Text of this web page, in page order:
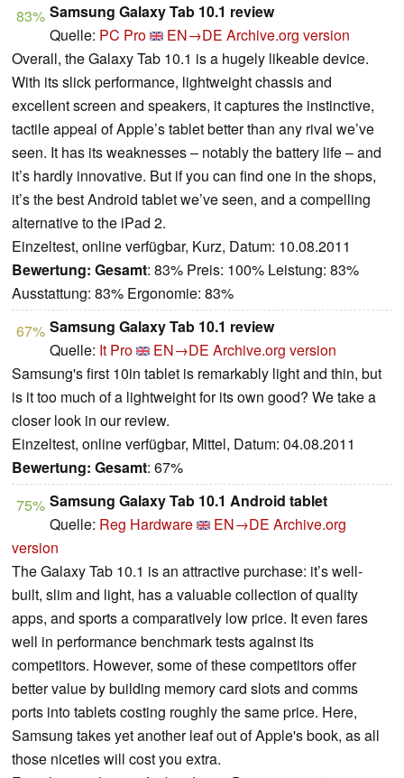
83% Samsung Galaxy Tab 10.1 review
Quelle: PC Pro EN→DE Archive.org version
Overall, the Galaxy Tab 10.1 is a hugely likeable device.
With its slick performance, lightweight chassis and
excellent screen and speakers, it captures the instinctive,
tactile appeal of Apple’s tablet better than any rival we’ve
seen. It has its weaknesses – notably the battery life – and
it’s hardly innovative. But if you can find one in the shops,
it’s the best Android tablet we’ve seen, and a compelling
alternative to the iPad 2.
Einzeltest, online verfügbar, Kurz, Datum: 10.08.2011
Bewertung: Gesamt: 83% Preis: 100% Leistung: 83%
Ausstattung: 83% Ergonomie: 83%
67% Samsung Galaxy Tab 10.1 review
Quelle: It Pro EN→DE Archive.org version
Samsung's first 10in tablet is remarkably light and thin, but
is it too much of a lightweight for its own good? We take a
closer look in our review.
Einzeltest, online verfügbar, Mittel, Datum: 04.08.2011
Bewertung: Gesamt: 67%
75% Samsung Galaxy Tab 10.1 Android tablet
Quelle: Reg Hardware EN→DE Archive.org
version
The Galaxy Tab 10.1 is an attractive purchase: it’s well-
built, slim and light, has a valuable collection of quality
apps, and sports a comparatively low price. It even fares
well in performance benchmark tests against its
competitors. However, some of these competitors offer
better value by building memory card slots and comms
ports into tablets costing roughly the same price. Here,
Samsung takes yet another leaf out of Apple's book, as all
those niceties will cost you extra.